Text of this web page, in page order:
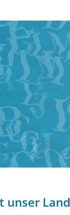
unser Land